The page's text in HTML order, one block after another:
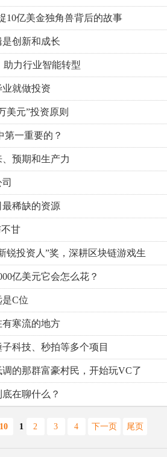
10亿美金独角兽背后的故事
创新和成长
力行业智能转型
就做投资
美元”投资原则
第一重要的？
预期和生产力
稀缺的资源
甘
锐投资人”奖，深耕区块链游戏生
亿美元它会怎么花？
C位
寒流的地方
科技、秒拍等多个项目
的那群富豪村民，开始玩VC了
在聊什么？
1 2 3 4 下一页 尾页